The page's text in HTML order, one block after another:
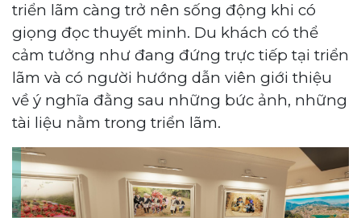
triển lãm càng trở nên sống động khi có
giọng đọc thuyết minh. Du khách có thể
cảm tưởng như đang đứng trực tiếp tại triển
lãm và có người hướng dẫn viên giới thiệu
về ý nghĩa đằng sau những bức ảnh, những
tài liệu nằm trong triển lãm.